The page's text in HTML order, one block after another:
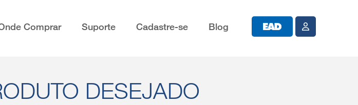
Comprar Suporte Cadastre-se Blog
DESEJADO